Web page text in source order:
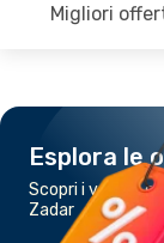
Migliori
Esplora le
Scopri i voli più
Zadar